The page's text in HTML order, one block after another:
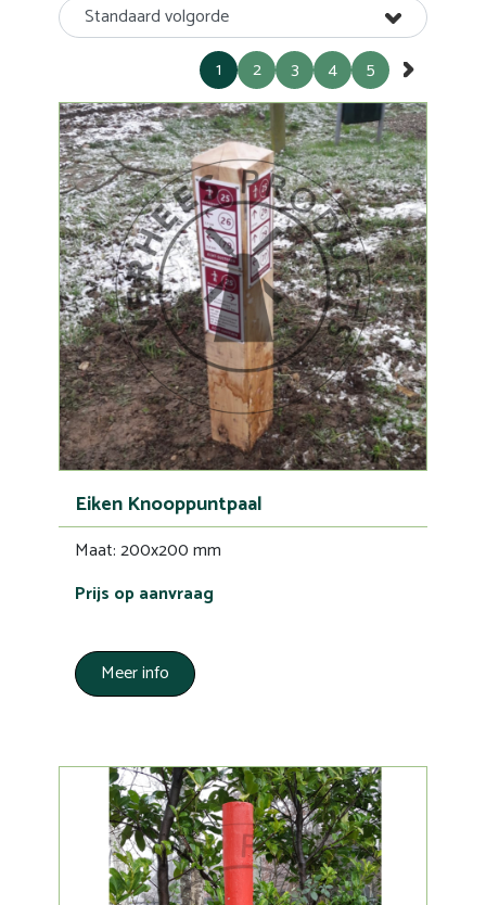
Standaard volgorde
1
2 3 4 5 »
Eiken Knooppuntpaal
Maat: 200x200 mm
Prijs op aanvraag
Meer info